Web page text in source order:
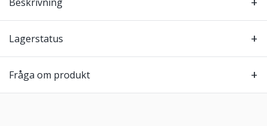
Lagerstatus
Fråga om produkt